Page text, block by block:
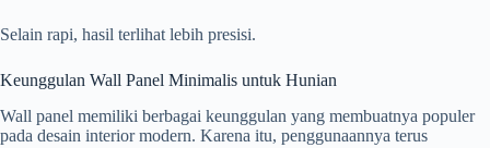
Selain rapi, hasil terlihat lebih presisi.
Keunggulan Wall Panel Minimalis untuk Hunian
Wall panel memiliki berbagai keunggulan yang membuatnya populer
pada desain interior modern. Karena itu, penggunaannya terus